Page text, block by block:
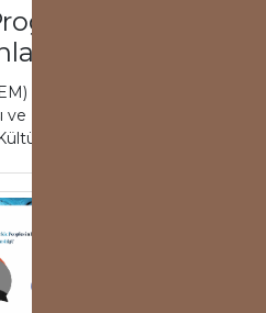
21.
Verdi
Eğitim Programı 2021-
ve Mezuniyet Programı
ve Sanat Merke...